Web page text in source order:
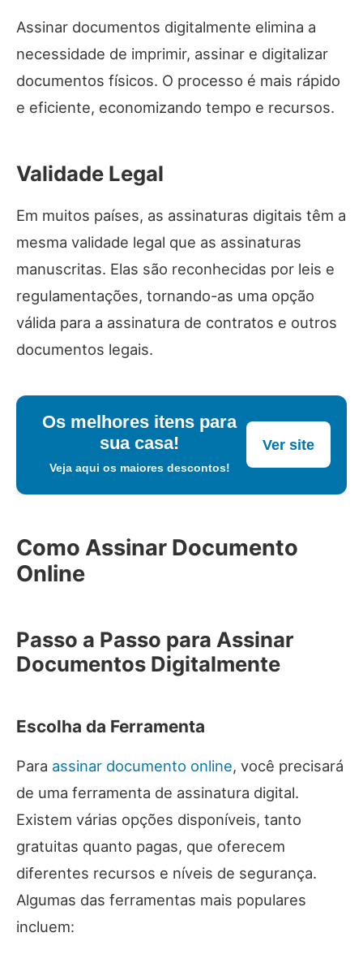
Assinar documentos digitalmente elimina a
necessidade de imprimir, assinar e digitalizar
documentos físicos. O processo é mais rápido
e eficiente, economizando tempo e recursos.
Validade Legal
Em muitos países, as assinaturas digitais têm a
mesma validade legal que as assinaturas
manuscritas. Elas são reconhecidas por leis e
regulamentações, tornando-as uma opção
válida para a assinatura de contratos e outros
documentos legais.
Os melhores itens para
sua casa!
Veja aqui os maiores descontos!
Ver site
Como Assinar Documento
Online
Passo a Passo para Assinar
Documentos Digitalmente
Escolha da Ferramenta
Para assinar documento online, você precisará
de uma ferramenta de assinatura digital.
Existem várias opções disponíveis, tanto
gratuitas quanto pagas, que oferecem
diferentes recursos e níveis de segurança.
Algumas das ferramentas mais populares
incluem: